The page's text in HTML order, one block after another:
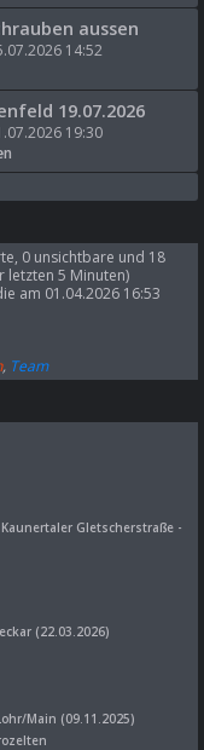
aussen
14:52
19.07.2026
19:30
0 unsichtbare und 18
letzten 5 Minuten)
am 01.04.2026 16:53
, Team
Gletscherstraße -
(22.03.2026)
Main (09.11.2025)